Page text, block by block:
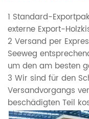
1 Standard-
externe Export-
2 Versand per
Seeweg
um den am besten
3 Wir sind für den
Versandvorgangs
beschädigten Teil